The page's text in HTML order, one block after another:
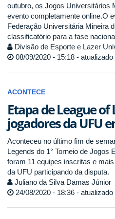
outubro, os Jogos Universitários
evento completamente online.O
Federação Universitária Mineira
classificatório para a fase
Divisão de Esporte e Lazer
08/09/2020 - 15:18 -
ACONTECE
Etapa de League
jogadores da UFU
Aconteceu no último fim de
Legends do 1° Torneio de Jogos
foram 11 equipes inscritas e
da UFU participando da disputa.
Juliano da Silva Damas Júnior
24/08/2020 - 18:36 -